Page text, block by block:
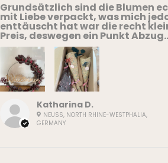
Katharina D.
NEUSS, NORTH RHINE-WESTPHALIA,
GERMANY
Grundsätzlich sind die Blumen
mit Liebe verpackt, was mich
enttäuscht hat war die recht
Preis, deswegen ein Punkt Abzug..